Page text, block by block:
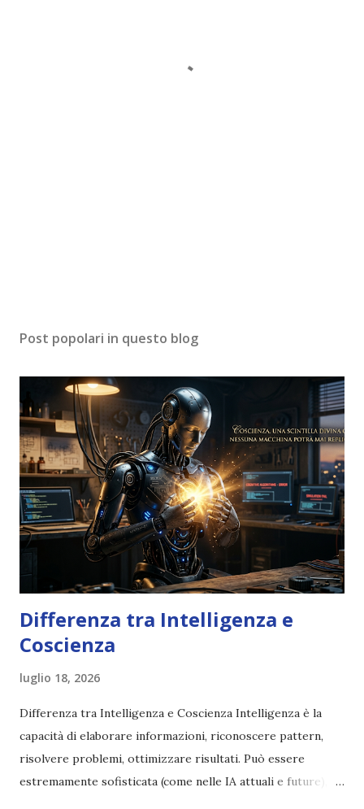
Post popolari in questo blog
Differenza tra Intelligenza e
Coscienza
luglio 18, 2026
Differenza tra Intelligenza e Coscienza Intelligenza è la
capacità di elaborare informazioni, riconoscere pattern,
risolvere problemi, ottimizzare risultati. Può essere
estremamente sofisticata (come nelle IA attuali e future),